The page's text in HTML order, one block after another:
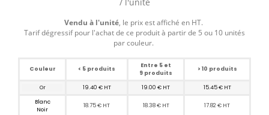
Vendu à l'unité, le prix est affiché en HT.
Tarif dégressif pour l'achat de ce produit à partir de 5 ou 10 unités
par couleur.
Couleur < 5 produits
Entre 5 et
9 produits
> 10 produits
Or 19.40 € HT 19.00 € HT
15.45 € HT
Blanc
Noir
18.75 € HT 18.38 € HT 17.82 € HT